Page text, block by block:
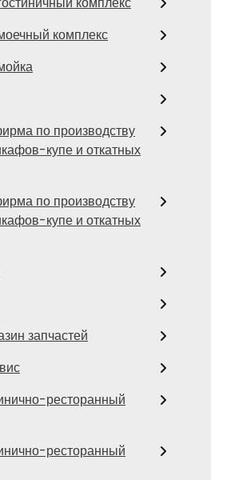
комплекс
по производству
купе и откатных
по производству
купе и откатных
запчастей
ресторанный
ресторанный